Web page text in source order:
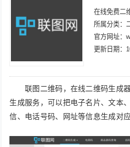
在线免费二
所属分类：
官方网址：
更新日期：
联图二维码，在线二维码生成器
生成服务，可以把电子名片、文本
信、电话号码、网址等信息生成对